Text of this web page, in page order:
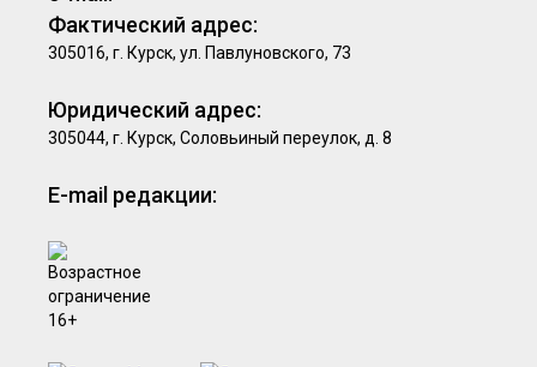
Фактический адрес:
305016, г. Курск, ул. Павлуновского, 73
Юридический адрес:
305044, г. Курск, Соловьиный переулок, д. 8
E-mail редакции: